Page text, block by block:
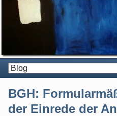
BGH:
der Einrede der